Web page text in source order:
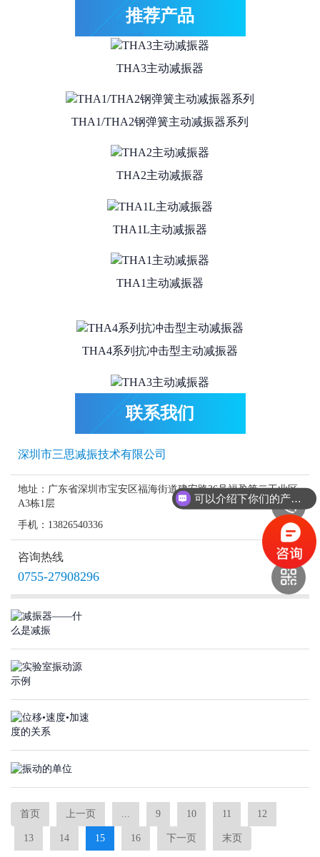
推荐产品
THA4系列抗冲击型主动减振器
THA3主动减振器
THA1/THA2钢弹簧主动减振器系列
THA2主动减振器
THA1L主动减振器
THA1主动减振器
THA4系列抗冲击型主动减振器
THA3主动减振器
THA1/THA2钢弹簧主动减振器系列
THA2主动减振器
联系我们
深圳市三思减振技术有限公司
地址：广东省深圳市宝安区福海街道建安路36号福盈第二工业区
A3栋1层
手机：13826540336
咨询热线
0755-27908296
首页 上一页 9 10 11 12
13 14 15 16 下一页 末页
可以介绍下你们的产品么？